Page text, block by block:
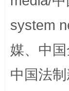
国家大
system
媒、中
中国法